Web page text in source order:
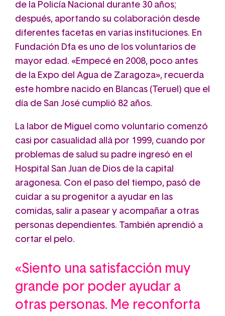
de la Policía Nacional durante 30 años;
después, aportando su colaboración desde
diferentes facetas en varias instituciones. En
Fundación Dfa es uno de los voluntarios de
mayor edad. «Empecé en 2008, poco antes
de la Expo del Agua de Zaragoza», recuerda
este hombre nacido en Blancas (Teruel) que el
día de San José cumplió 82 años.
La labor de Miguel como voluntario comenzó
casi por casualidad allá por 1999, cuando por
problemas de salud su padre ingresó en el
Hospital San Juan de Dios de la capital
aragonesa. Con el paso del tiempo, pasó de
cuidar a su progenitor a ayudar en las
comidas, salir a pasear y acompañar a otras
personas dependientes. También aprendió a
cortar el pelo.
«Siento una satisfacción muy
grande por poder ayudar a
otras personas. Me reconforta